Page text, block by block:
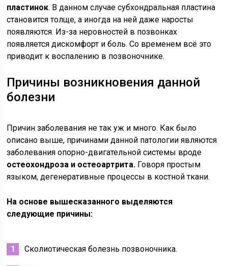
пластинок. В данном случае субхондральная пластина
становится толще, а иногда на ней даже наросты
появляются. Из-за неровностей в позвонках
появляется дискомфорт и боль. Со временем всё это
приводит к воспалению в позвоночнике.
Причины возникновения данной
болезни
Причин заболевания не так уж и много. Как было
описано выше, причинами данной патологии являются
заболевания опорно-двигательной системы вроде
остеохондроза и остеоартрита. Говоря простым
языком, дегенеративные процессы в костной ткани.
На основе вышесказанного выделяются
следующие причины:
Сколиотическая болезнь позвоночника.